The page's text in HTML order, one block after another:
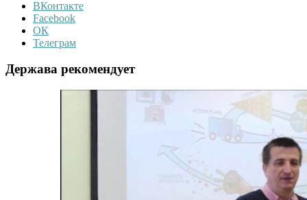
ВКонтакте
Facebook
ОК
Телеграм
Держава рекомендует